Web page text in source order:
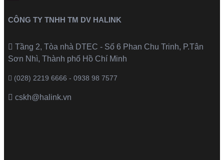
CÔNG TY TNHH TM DV HALINK
Tầng 2, Tòa nhà DTEC - Số 6 Phan Chu Trinh, P.Tân
Sơn Nhì, Thành phố Hồ Chí Minh
(028) 2219 6666 - 0938 98 7577
cskh@halink.vn